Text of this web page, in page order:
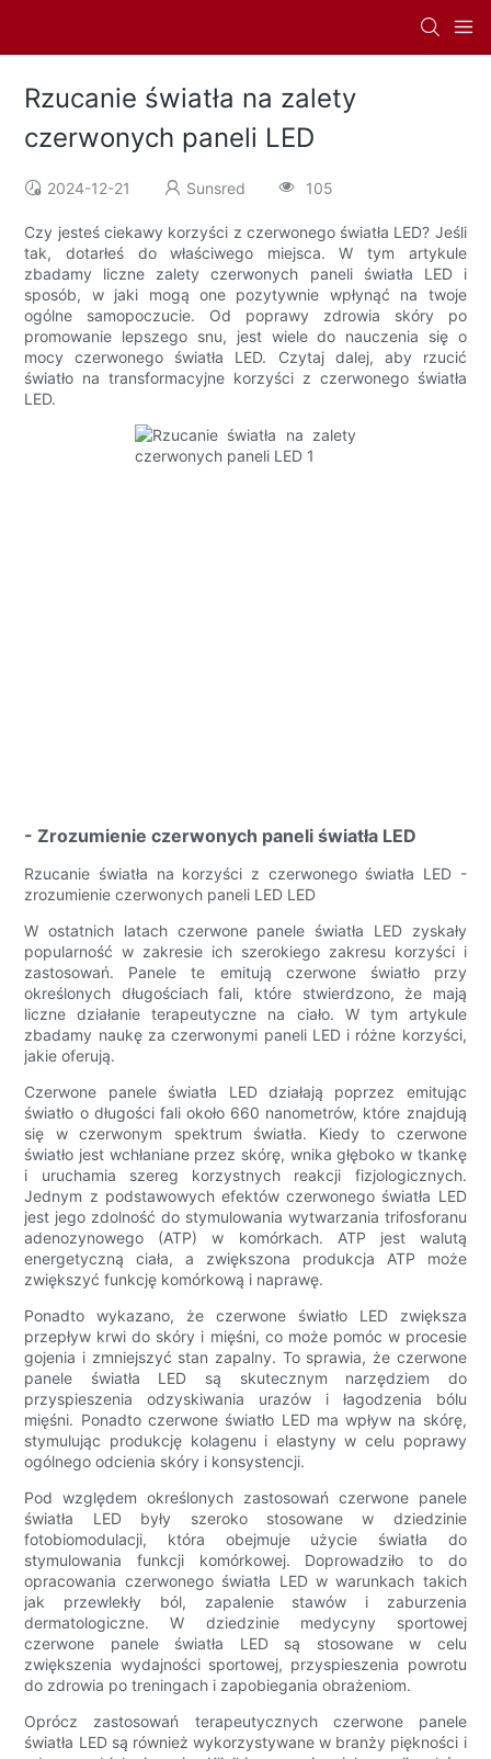
Rzucanie światła na zalety
czerwonych paneli LED
2024-12-21 Sunsred 105
Czy jesteś ciekawy korzyści z czerwonego światła LED? Jeśli
tak, dotarłeś do właściwego miejsca. W tym artykule
zbadamy liczne zalety czerwonych paneli światła LED i
sposób, w jaki mogą one pozytywnie wpłynąć na twoje
ogólne samopoczucie. Od poprawy zdrowia skóry po
promowanie lepszego snu, jest wiele do nauczenia się o
mocy czerwonego światła LED. Czytaj dalej, aby rzucić
światło na transformacyjne korzyści z czerwonego światła
LED.
- Zrozumienie czerwonych paneli światła LED
Rzucanie światła na korzyści z czerwonego światła LED -
zrozumienie czerwonych paneli LED LED
W ostatnich latach czerwone panele światła LED zyskały
popularność w zakresie ich szerokiego zakresu korzyści i
zastosowań. Panele te emitują czerwone światło przy
określonych długościach fali, które stwierdzono, że mają
liczne działanie terapeutyczne na ciało. W tym artykule
zbadamy naukę za czerwonymi paneli LED i różne korzyści,
jakie oferują.
Czerwone panele światła LED działają poprzez emitując
światło o długości fali około 660 nanometrów, które znajdują
się w czerwonym spektrum światła. Kiedy to czerwone
światło jest wchłaniane przez skórę, wnika głęboko w tkankę
i uruchamia szereg korzystnych reakcji fizjologicznych.
Jednym z podstawowych efektów czerwonego światła LED
jest jego zdolność do stymulowania wytwarzania trifosforanu
adenozynowego (ATP) w komórkach. ATP jest walutą
energetyczną ciała, a zwiększona produkcja ATP może
zwiększyć funkcję komórkową i naprawę.
Ponadto wykazano, że czerwone światło LED zwiększa
przepływ krwi do skóry i mięśni, co może pomóc w procesie
gojenia i zmniejszyć stan zapalny. To sprawia, że ​​czerwone
panele światła LED są skutecznym narzędziem do
przyspieszenia odzyskiwania urazów i łagodzenia bólu
mięśni. Ponadto czerwone światło LED ma wpływ na skórę,
stymulując produkcję kolagenu i elastyny ​​w celu poprawy
ogólnego odcienia skóry i konsystencji.
Pod względem określonych zastosowań czerwone panele
światła LED były szeroko stosowane w dziedzinie
fotobiomodulacji, która obejmuje użycie światła do
stymulowania funkcji komórkowej. Doprowadziło to do
opracowania czerwonego światła LED w warunkach takich
jak przewlekły ból, zapalenie stawów i zaburzenia
dermatologiczne. W dziedzinie medycyny sportowej
czerwone panele światła LED są stosowane w celu
zwiększenia wydajności sportowej, przyspieszenia powrotu
do zdrowia po treningach i zapobiegania obrażeniom.
Oprócz zastosowań terapeutycznych czerwone panele
światła LED są również wykorzystywane w branży piękności i